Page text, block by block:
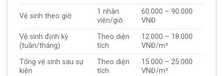
Vệ sinh theo giờ
1 nhân
viên/giờ
60.000 – 90.000
VNĐ
Vệ sinh định kỳ
(tuần/tháng)
Theo diện
tích
12.000 – 18.000
VNĐ/m²
Tổng vệ sinh sau sự
kiện
Theo diện
tích
15.000 – 25.000
VNĐ/m²